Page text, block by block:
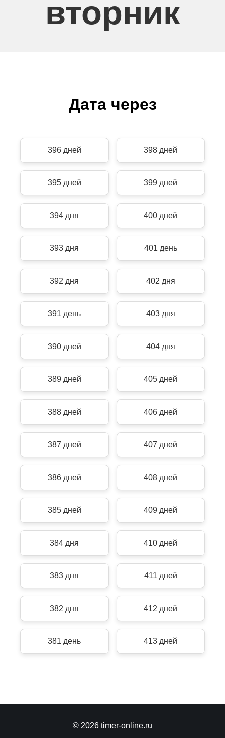
вторник
Дата через
396 дней 398 дней
395 дней 399 дней
394 дня 400 дней
393 дня 401 день
392 дня 402 дня
391 день 403 дня
390 дней 404 дня
389 дней 405 дней
388 дней 406 дней
387 дней 407 дней
386 дней 408 дней
385 дней 409 дней
384 дня 410 дней
383 дня 411 дней
382 дня 412 дней
381 день 413 дней
© 2026 timer-online.ru